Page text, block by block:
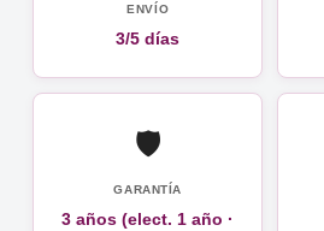
ENVÍO
3/5 días
🛡️
GARANTÍA
3 años (elect. 1 año ·